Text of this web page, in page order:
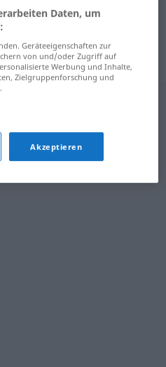
inaudito
(≈ que no se ha
Daten, um
Geräteeigenschaften zur
von und/oder Zugriff auf
Werbung und Inhalte,
Zielgruppenforschung und
Akzeptieren